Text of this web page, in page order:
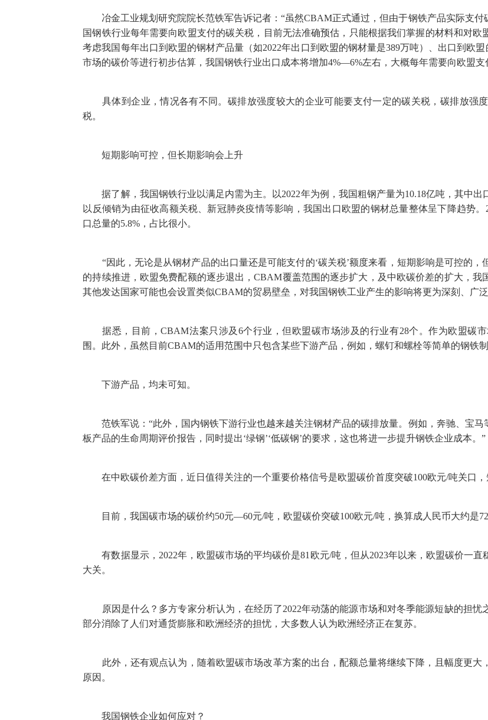
冶金工业规划研究院院长范铁军告诉记者：“虽然CBAM正式通过，但由于钢铁产品实际支付
国钢铁行业每年需要向欧盟支付的碳关税，目前无法准确预估，只能根据我们掌握的材料和对欧
考虑我国每年出口到欧盟的钢材产品量（如2022年出口到欧盟的钢材量是389万吨）、出口到欧
市场的碳价等进行初步估算，我国钢铁行业出口成本将增加4%—6%左右，大概每年需要向欧盟
具体到企业，情况各有不同。碳排放强度较大的企业可能要支付一定的碳关税，碳排放强
税。
短期影响可控，但长期影响会上升
据了解，我国钢铁行业以满足内需为主。以2022年为例，我国粗钢产量为10.18亿吨，其中出
以反倾销为由征收高额关税、新冠肺炎疫情等影响，我国出口欧盟的钢材总量整体呈下降趋势
口总量的5.8%，占比很小。
“因此，无论是从钢材产品的出口量还是可能支付的‘碳关税’额度来看，短期影响是可控的，
的持续推进，欧盟免费配额的逐步退出，CBAM覆盖范围的逐步扩大，及中欧碳价差的扩大，
其他发达国家可能也会设置类似CBAM的贸易壁垒，对我国钢铁工业产生的影响将更为深刻、广泛
据悉，目前，CBAM法案只涉及6个行业，但欧盟碳市场涉及的行业有28个。作为欧盟碳
围。此外，虽然目前CBAM的适用范围中只包含某些下游产品，例如，螺钉和螺栓等简单的钢铁
下游产品，均未可知。
范铁军说：“此外，国内钢铁下游行业也越来越关注钢材产品的碳排放量。例如，奔驰、宝马
板产品的生命周期评价报告，同时提出‘绿钢’‘低碳钢’的要求，这也将进一步提升钢铁企业成本。”
在中欧碳价差方面，近日值得关注的一个重要价格信号是欧盟碳价首度突破100欧元/吨关口，
目前，我国碳市场的碳价约50元—60元/吨，欧盟碳价突破100欧元/吨，换算成人民币大约是
有数据显示，2022年，欧盟碳市场的平均碳价是81欧元/吨，但从2023年以来，欧盟碳价一直
大关。
原因是什么？多方专家分析认为，在经历了2022年动荡的能源市场和对冬季能源短缺的担忧
部分消除了人们对通货膨胀和欧洲经济的担忧，大多数人认为欧洲经济正在复苏。
此外，还有观点认为，随着欧盟碳市场改革方案的出台，配额总量将继续下降，且幅度更大
原因。
我国钢铁企业如何应对？